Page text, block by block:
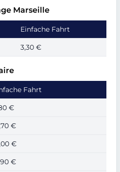
Marseille
Einfache Fahrt
3,30 €
Fahrt
€
€
€
€